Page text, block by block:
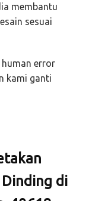
membantu
sesuai
human error
kami ganti
di